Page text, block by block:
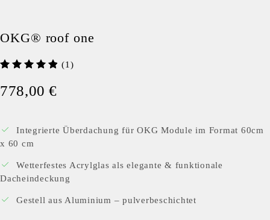
OKG® roof one
(1)
Integrierte Überdachung für OKG Module im Format 60cm
x 60 cm
Wetterfestes Acrylglas als elegante & funktionale
Dacheindeckung
Gestell aus Aluminium – pulverbeschichtet
778,00€